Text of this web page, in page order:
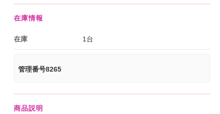
在庫情報
在庫 1台
管理番号8265
商品説明